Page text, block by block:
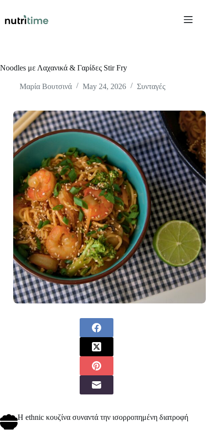
content
Noodles με Λαχανικά & Γαρίδες Stir Fry
Μαρία Βουτσινά May 24, 2026 Συνταγές
Η ethnic κουζίνα συναντά την ισορροπημένη διατροφή